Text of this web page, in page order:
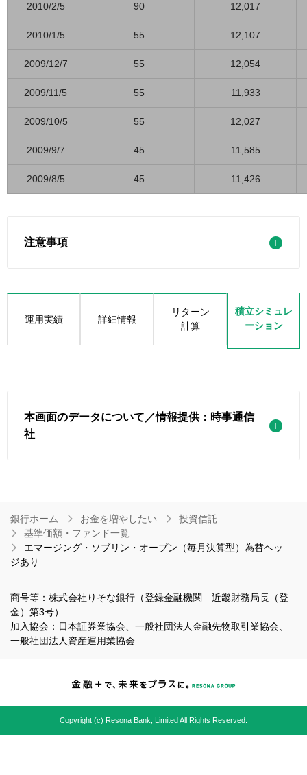
2010/2/5 90 12,017
2010/1/5 55 12,107
2009/12/7 55 12,054
2009/11/5 55 11,933
2009/10/5 55 12,027
2009/9/7 45 11,585
2009/8/5 45 11,426
注意事項
運用実績 詳細情報
リターン
計算
積立シミュレ
ーション
本画面のデータについて／情報提供：時事通信
社
銀行ホーム お金を増やしたい
投資信託
基準価額・ファンド一覧
エマージング・ソブリン・オープン（毎月決算型）為替ヘッ
ジあり
商号等：株式会社りそな銀行（登録金融機関 近畿財務局長（登
金）第3号）
加入協会：日本証券業協会、一般社団法人金融先物取引業協会、
一般社団法人資産運用業協会
Copyright (c) Resona Bank, Limited All Rights Reserved.